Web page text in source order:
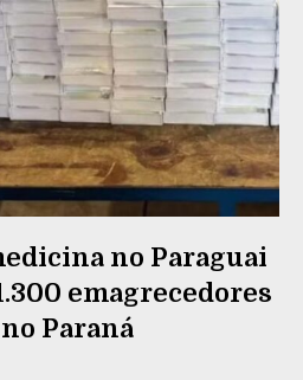
no Paraguai
emagrecedores
Paraná